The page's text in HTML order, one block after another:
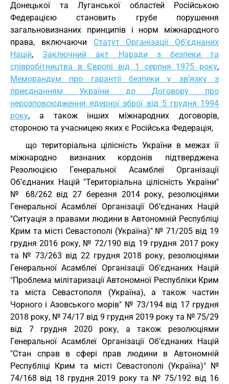
Донецької та Луганської областей Російською
Федерацією становить грубе порушення
загальновизнаних принципів і норм міжнародного
права, включаючи Статут Організації Об’єднаних
Націй,Заключний акт Наради з безпеки та
співробітництва в Європі від 1 серпня 1975 року,
Меморандум про гарантії безпеки у зв’язку з
приєднанням України до Договору про
нерозповсюдження ядерної зброї від 5 грудня 1994
року, а також інших міжнародних договорів,
стороною та учасницею яких є Російська Федерація,
що територіальна цілісність України в межах її
міжнародно визнаних кордонів підтверджена
Резолюцією Генеральної Асамблеї Організації
Об’єднаних Націй "Територіальна цілісність України"
№ 68/262 від 27 березня 2014 року, резолюціями
Генеральної Асамблеї Організації Об’єднаних Націй
"Ситуація з правами людини в Автономній Республіці
Крим та місті Севастополі (Україна)" № 71/205 від 19
грудня 2016 року, № 72/190 від 19 грудня 2017 року
та № 73/263 від 22 грудня 2018 року, резолюціями
Генеральної Асамблеї Організації Об’єднаних Націй
"Проблема мілітаризації Автономної Республіки Крим
та міста Севастополя (Україна), а також частин
Чорного і Азовського морів" № 73/194 від 17 грудня
2018 року, № 74/17 від 9 грудня 2019 року та № 75/29
від 7 грудня 2020 року, а також резолюціями
Генеральної Асамблеї Організації Об’єднаних Націй
"Стан справ в сфері прав людини в Автономній
Республіці Крим та місті Севастополі (Україна)" №
74/168 від 18 грудня 2019 року та № 75/192 від 16